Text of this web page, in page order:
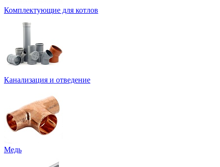
Комплектующие для котлов
Канализация и отведение
Медь